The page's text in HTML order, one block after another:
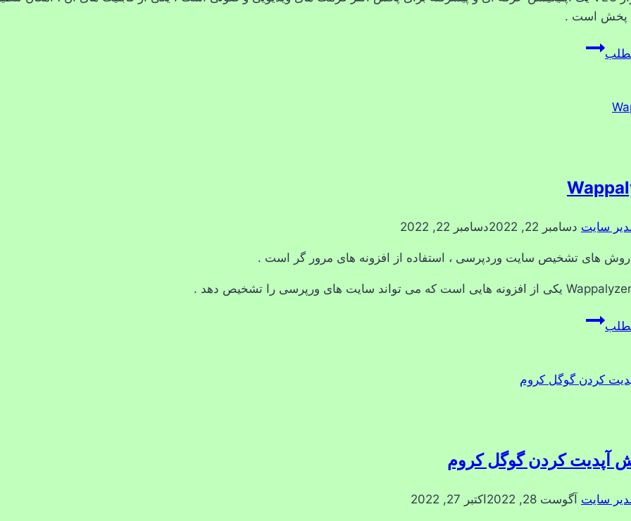
است .
تنظیم
سایت دسامبر 22, 2022 دسامبر 22, 2022
روش های تشخیص سایت وردپرسی ، استفاده از افزونه های مرور گر است .
Wappalyzer
آپدیت کردن گوگل کروم
سایت آگوست 28, 2022 اکتبر 27, 2022